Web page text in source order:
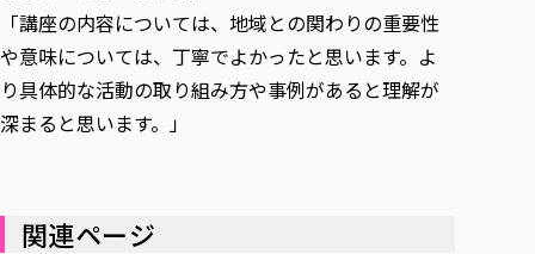
「講座の内容については、地域との関わりの重要性
や意味については、丁寧でよかったと思います。よ
り具体的な活動の取り組み方や事例があると理解が
深まると思います。」
関連ページ